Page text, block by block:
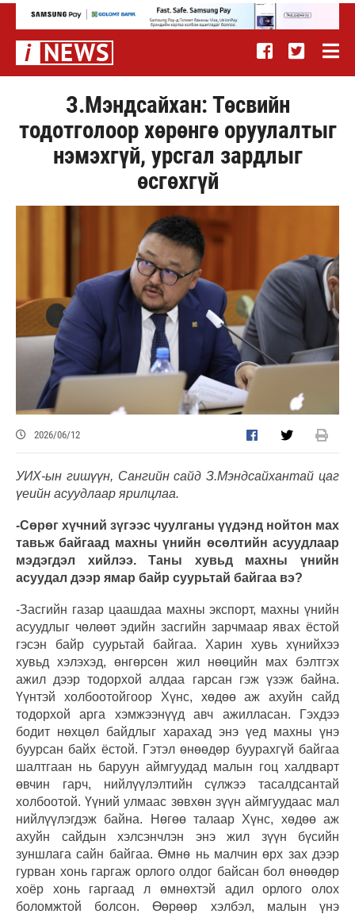
З.Мэндсайхан: Төсвийн
тодотголоор хөрөнгө оруулалтыг
нэмэхгүй, урсгал зардлыг
өсгөхгүй
2026/06/12
УИХ-ын гишүүн, Сангийн сайд З.Мэндсайхантай цаг
үеийн асуудлаар ярилцлаа.
-Сөрөг хүчний зүгээс чуулганы үүдэнд нойтон мах
тавьж байгаад махны үнийн өсөлтийн асуудлаар
мэдэгдэл хийлээ. Таны хувьд махны үнийн
асуудал дээр ямар байр суурьтай байгаа вэ?
-Засгийн газар цаашдаа махны экспорт, махны үнийн
асуудлыг чөлөөт эдийн засгийн зарчмаар явах ёстой
гэсэн байр суурьтай байгаа. Харин хувь хүнийхээ
хувьд хэлэхэд, өнгөрсөн жил нөөцийн мах бэлтгэх
ажил дээр тодорхой алдаа гарсан гэж үзэж байна.
Үүнтэй холбоотойгоор Хүнс, хөдөө аж ахуйн сайд
тодорхой арга хэмжээнүүд авч ажилласан. Гэхдээ
бодит нөхцөл байдлыг харахад энэ үед махны үнэ
буурсан байх ёстой. Гэтэл өнөөдөр буурахгүй байгаа
шалтгаан нь баруун аймгуудад малын гоц халдварт
өвчин гарч, нийлүүлэлтийн сүлжээ тасалдсантай
холбоотой. Үүний улмаас зөвхөн зүүн аймгуудаас мал
нийлүүлэгдэж байна. Нөгөө талаар Хүнс, хөдөө аж
ахуйн сайдын хэлсэнчлэн энэ жил зүүн бүсийн
зуншлага сайн байгаа. Өмнө нь малчин өрх зах дээр
гурван хонь гаргаж орлого олдог байсан бол өнөөдөр
хоёр хонь гаргаад л өмнөхтэй адил орлого олох
боломжтой болсон. Өөрөөр хэлбэл, малын үнэ